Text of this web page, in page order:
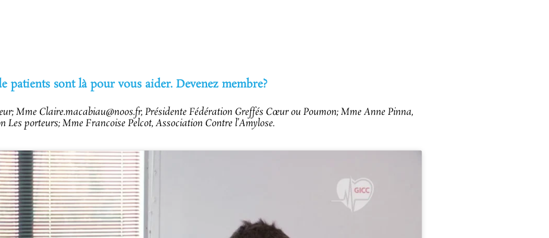
patients sont là pour vous aider. Devenez membre?
Mme Claire.macabiau@noos.fr, Présidente Fédération Greffés Cœur ou Poumon; Mme Anne Pinna,
Les porteurs; Mme Francoise Pelcot, Association Contre l’Amylose.